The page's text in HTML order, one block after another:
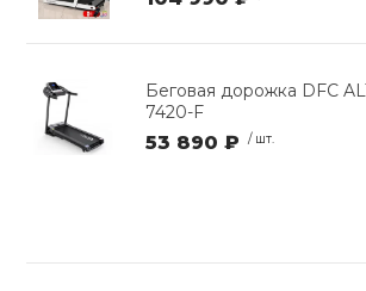
Беговая дорожка DFC
7420-F
53 890 ₽ / шт.